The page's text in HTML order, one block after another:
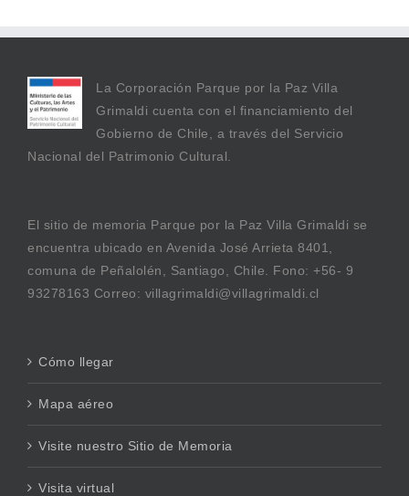
La Corporación Parque por la Paz Villa
Grimaldi cuenta con el financiamiento del
Gobierno de Chile, a través del Servicio
Nacional del Patrimonio Cultural.
El sitio de memoria Parque por la Paz Villa Grimaldi se
encuentra ubicado en Avenida José Arrieta 8401,
comuna de Peñalolén, Santiago, Chile. Fono: +56- 9
93278163 Correo: villagrimaldi@villagrimaldi.cl
Cómo llegar
Mapa aéreo
Visite nuestro Sitio de Memoria
Visita virtual